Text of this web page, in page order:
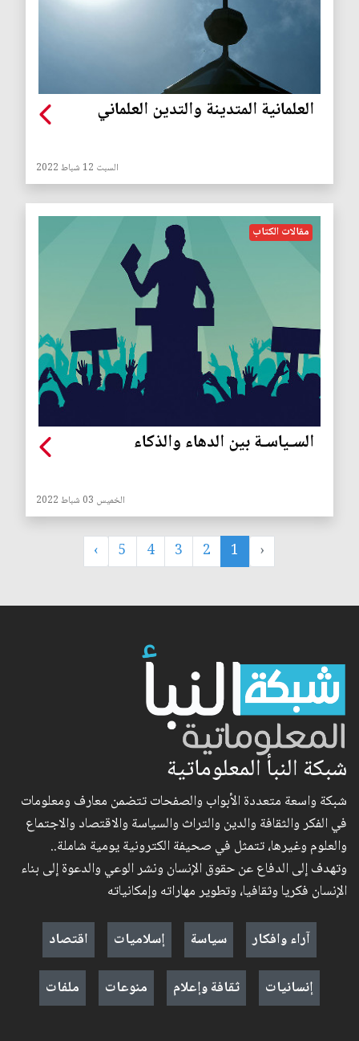
العلمانية المتدينة والتدين العلماني
السبت 12 شباط 2022
مقالات الكتاب
السـياسـة بين الدهاء والذكاء
الخميس 03 شباط 2022
‹
1
2
3
4
5
›
شبكة النبأ المعلوماتية
شبكة واسعة متعددة الأبواب والصفحات تتضمن معارف ومعلومات
في الفكر والثقافة والدين والتراث والسياسة والاقتصاد والاجتماع
والعلوم وغيرها، تتمثل في صحيفة الكترونية يومية شاملة..
وتهدف إلى الدفاع عن حقوق الإنسان ونشر الوعي والدعوة إلى بناء
الإنسان فكريا وثقافيا، وتطوير مهاراته وإمكانياته
آراء وافكار
سياسة إسلاميات
اقتصاد
إنسانيات
ثقافة وإعلام منوعات ملفات